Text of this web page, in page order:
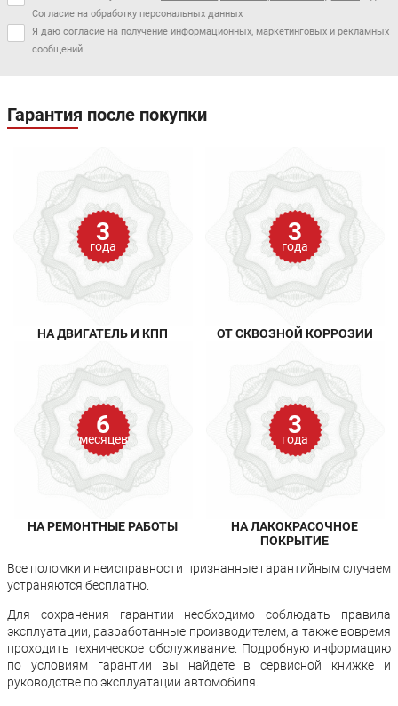
Согласие на обработку персональных данных
Я даю согласие на получение информационных, маркетинговых и рекламных
сообщений
Гарантия после покупки
3
года
НА ДВИГАТЕЛЬ И КПП
3
года
ОТ СКВОЗНОЙ КОРРОЗИИ
6
месяцев
НА РЕМОНТНЫЕ РАБОТЫ
3
года
НА ЛАКОКРАСОЧНОЕ
ПОКРЫТИЕ
Все поломки и неисправности признанные гарантийным случаем
устраняются бесплатно.
Для сохранения гарантии необходимо соблюдать правила
эксплуатации, разработанные производителем, а также вовремя
проходить техническое обслуживание. Подробную информацию
по условиям гарантии вы найдете в сервисной книжке и
руководстве по эксплуатации автомобиля.